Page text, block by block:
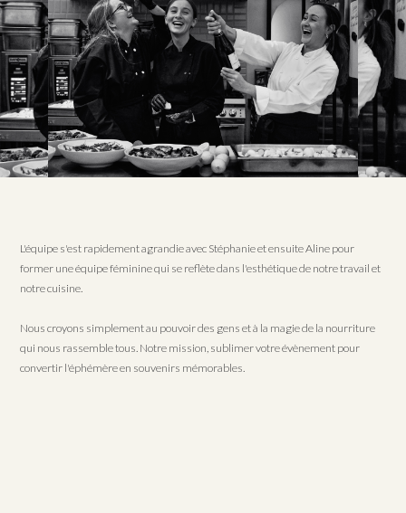
L'équipe s'est rapidement agrandie avec Stéphanie et ensuite Aline pour
former une équipe féminine qui se reflète dans l'esthétique de notre travail et
notre cuisine.
Nous croyons simplement au pouvoir des gens et à la magie de la nourriture
qui nous rassemble tous. Notre mission, sublimer votre évènement pour
convertir l'éphémère en souvenirs mémorables.